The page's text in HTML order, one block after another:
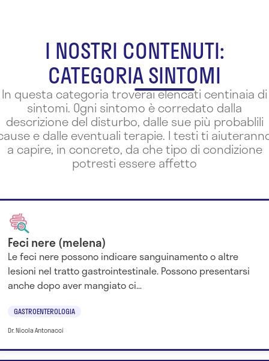
I NOSTRI CONTENUTI:
CATEGORIA SINTOMI
In questa categoria troverai elencati centinaia di
sintomi. Ogni sintomo è corredato dalla
descrizione del disturbo, dalle sue più probablili
e dalle eventuali terapie. I testi ti
a capire, in concreto, da che tipo di condizione
potresti essere affetto
Feci nere (melena)
Le feci nere possono indicare sanguinamento o altre
lesioni nel tratto gastrointestinale. Possono presentarsi
anche dopo aver mangiato ci...
GASTROENTEROLOGIA
Dr. Nicola Antonacci